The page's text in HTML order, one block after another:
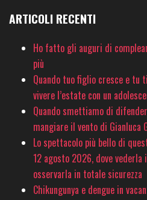
ARTICOLI RECENTI
Ho fatto gli auguri di
più
Quando tuo figlio cresce e tu
vivere l’estate con un
Quando smettiamo di
mangiare il vento di Gianluca
Lo spettacolo più bello di
12 agosto 2026, dove
osservarla in totale sicurezza
Chikungunya e dengue in